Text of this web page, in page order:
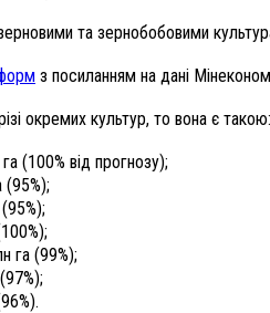
та зернобобовими
з посиланням на дані
окремих культур, то вона є такою:
(100% від прогнозу);
(95%);
га (99%);